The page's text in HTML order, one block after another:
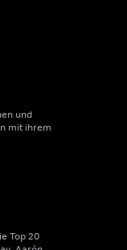
und
mit ihrem
Top 20